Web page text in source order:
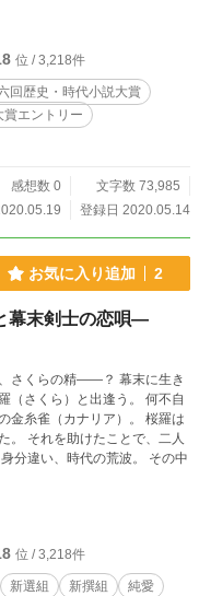
位 / 3,218件
回歴史・時代小説大賞
賞エントリー
感想数 0
文字数 73,985
登録日 2020.05.14
お気に入り追加 2
幕末剣士の恋唄―
の精――？ 幕末に生き
さくら）と出逢う。 何不自
雀（カナリア）。 桜羅は
。 それを助けたことで、二人
位 / 3,218件
新選組 新撰組
純愛